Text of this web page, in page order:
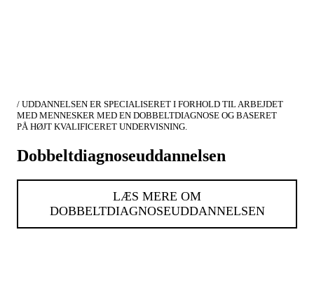
/ UDDANNELSEN ER SPECIALISERET I FORHOLD TIL ARBEJDET
MED MENNESKER MED EN DOBBELTDIAGNOSE OG BASERET
PÅ HØJT KVALIFICERET UNDERVISNING.
Dobbeltdiagnoseuddannelsen
LÆS MERE OM
DOBBELTDIAGNOSEUDDANNELSEN